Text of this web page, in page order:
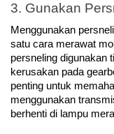
3. Gunakan
Menggunakan
satu cara merawat
persneling digunakan
kerusakan pada
penting untuk
menggunakan
berhenti di lampu